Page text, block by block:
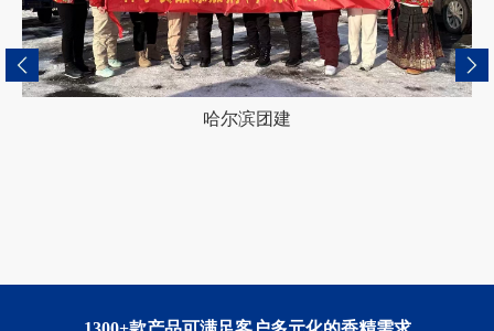
哈尔滨团建